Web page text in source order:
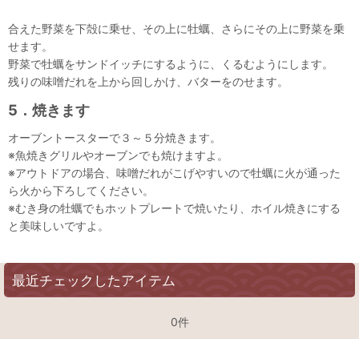
合えた野菜を下殻に乗せ、その上に牡蠣、さらにその上に野菜を乗
せます。
野菜で牡蠣をサンドイッチにするように、くるむようにします。
残りの味噌だれを上から回しかけ、バターをのせます。
5．焼きます
オーブントースターで３～５分焼きます。
※魚焼きグリルやオーブンでも焼けますよ。
※アウトドアの場合、味噌だれがこげやすいので牡蠣に火が通った
ら火から下ろしてください。
※むき身の牡蠣でもホットプレートで焼いたり、ホイル焼きにする
と美味しいですよ。
最近チェックしたアイテム
0件